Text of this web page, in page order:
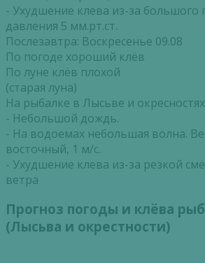
- Ухудшение клева из-за большого
давления 5 мм.рт.ст.
Послезавтра: Воскресенье 09.08
По погоде хороший клёв
По луне клёв плохой
(старая луна)
На рыбалке в Лысьве и
- Небольшой дождь.
- На водоемах небольшая волна.
восточный, 1 м/с.
- Ухудшение клева из-за резкой
ветра
Прогноз погоды и клёва
(Лысьва и окрестности)